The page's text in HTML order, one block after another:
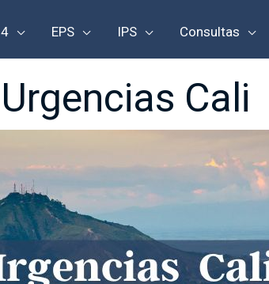
EPS IPS Consultas
Urgencias Cali